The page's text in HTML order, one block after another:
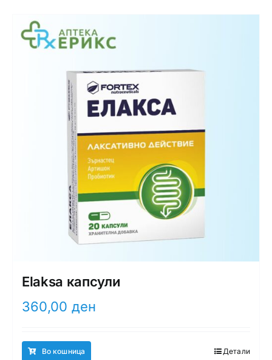
Elaksa капсули
360,00 ден
Во кошница Детали